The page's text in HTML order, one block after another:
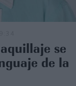
se
de la